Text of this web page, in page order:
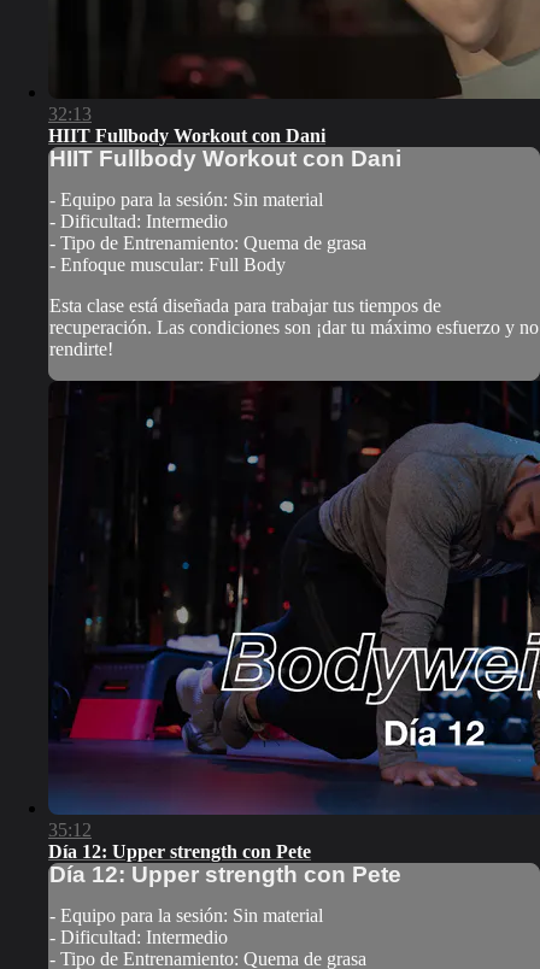
32:13
HIIT Fullbody Workout con Dani
HIIT Fullbody Workout con Dani
- Equipo para la sesión: Sin material
- Dificultad: Intermedio
- Tipo de Entrenamiento: Quema de grasa
- Enfoque muscular: Full Body
Esta clase está diseñada para trabajar tus tiempos de
recuperación. Las condiciones son ¡dar tu máximo esfuerzo y no
rendirte!
35:12
Día 12: Upper strength con Pete
Día 12: Upper strength con Pete
- Equipo para la sesión: Sin material
- Dificultad: Intermedio
- Tipo de Entrenamiento: Quema de grasa